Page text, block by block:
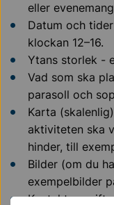
eller
Datum och
klockan 12–16.
Ytans storlek -
Vad som ska
parasoll och
Karta
aktiviteten ska
hinder, till
Bilder (om du
exempelbilder